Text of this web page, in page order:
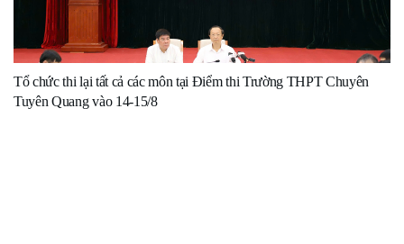
Tổ chức thi lại tất cả các môn tại Điểm thi Trường THPT Chuyên
Tuyên Quang vào 14-15/8